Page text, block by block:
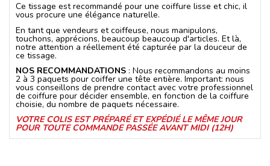
Ce tissage est recommandé pour une coiffure lisse et chic, il
vous procure une élégance naturelle.
En tant que vendeurs et coiffeuse, nous manipulons,
touchons, apprécions, beaucoup beaucoup d'articles. Et là,
notre attention a réellement été capturée par la douceur de
ce tissage.
NOS RECOMMANDATIONS : Nous recommandons au moins
2 à 3 paquets pour coiffer une tête entière. Important: nous
vous conseillons de prendre contact avec votre professionnel
de coiffure pour décider ensemble, en fonction de la coiffure
choisie, du nombre de paquets nécessaire.
VOTRE COLIS EST PRÉPARÉ ET EXPÉDIÉ LE MÊME JOUR
POUR TOUTE COMMANDE PASSÉE AVANT MIDI (12H)